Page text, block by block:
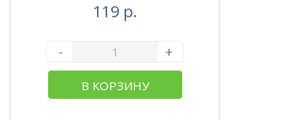
119 р.
- +
В КОРЗИНУ